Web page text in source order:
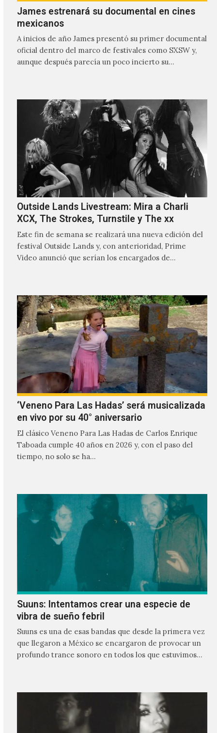
James estrenará su documental en cines
mexicanos
A inicios de año James presentó su primer documental
oficial dentro del marco de festivales como SXSW y,
aunque después parecía un poco incierto su…
Outside Lands Livestream: Mira a Charli
XCX, The Strokes, Turnstile y The xx
Este fin de semana se realizará una nueva edición del
festival Outside Lands y, con anterioridad, Prime
Video anunció que serían los encargados de
‘Veneno Para Las Hadas’ será musicalizada
en vivo por su 40° aniversario
El clásico Veneno Para Las Hadas de Carlos Enrique
Taboada cumple 40 años en 2026 y, con el paso del
tiempo, no solo se ha…
Suuns: Intentamos crear una especie de
vibra de sueño febril
Suuns es una de esas bandas que desde la primera vez
que llegaron a México se encargaron de provocar un
profundo trance sonoro en todos los que estuvimos